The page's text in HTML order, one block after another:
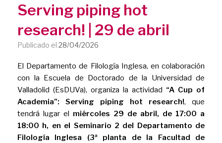
Serving piping hot
research! | 29 de abril
Publicado el 28/04/2026
El Departamento de Filología Inglesa, en colaboración
con la Escuela de Doctorado de la Universidad de
Valladolid (EsDUVa), organiza la actividad “A Cup of
Academia”: Serving piping hot research!, que
tendrá lugar el miércoles 29 de abril, de 17:00 a
18:00 h, en el Seminario 2 del Departamento de
Filología Inglesa (3ª planta de la Facultad de